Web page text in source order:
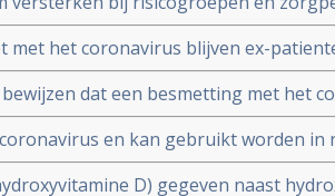
aldus Immunoloog dr. Carla Peeters
met het coronavirus blijven ex-
voor Covid-19-infectie blijft
dan dat.dat een besmetting met het
geeft door IgM en IgA
en kan gebruikt worden in
niet meer nodig zijn.
D) gegeven naast